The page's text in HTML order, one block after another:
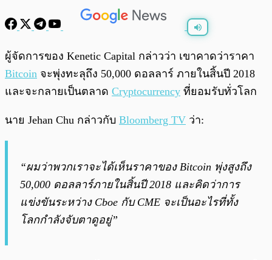
/
ผู้จัดการของ Kenetic Capital กล่าวว่า เขาคาดว่าราคา
Bitcoin จะพุ่งทะลุถึง 50,000 ดอลลาร์ ภายในสิ้นปี 2018
และจะกลายเป็นตลาด Cryptocurrency ที่ยอมรับทั่วโลก
นาย Jehan Chu กล่าวกับ Bloomberg TV ว่า:
“ผมว่าพวกเราจะได้เห็นราคาของ Bitcoin พุ่งสูงถึง
50,000 ดอลลาร์ภายในสิ้นปี 2018 และคิดว่าการ
แข่งขันระหว่าง Cboe กับ CME จะเป็นอะไรที่ทั้ง
โลกกำลังจับตาดูอยู่”